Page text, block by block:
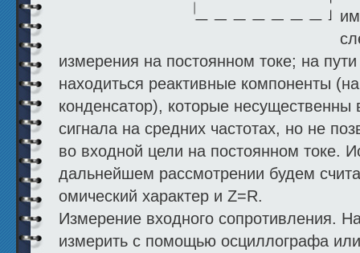
измерения на постоянном токе; на
находиться реактивные компоненты
конденсатор), которые
сигнала на средних частотах, но не
во входной цели на постоянном токе.
дальнейшем рассмотрении будем
омический характер и Z=R.
Измерение входного сопротивления.
измерить с помощью осциллографа